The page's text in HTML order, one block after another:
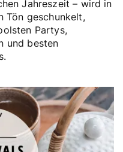
Jahreszeit – wird in
Tön geschunkelt,
Partys,
und besten